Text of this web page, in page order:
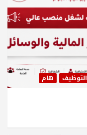
التوظيف هام